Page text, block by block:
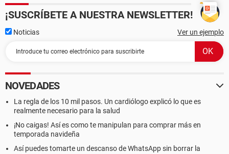
¡SUSCRÍBETE A NUESTRA NEWSLETTER!
Noticias Ver un ejemplo
NOVEDADES
La regla de los 10 mil pasos. Un cardiólogo explicó lo que es
realmente necesario para la salud
¡No caigas! Así es como te manipulan para comprar más en
temporada navideña
Así puedes tomarte un descanso de WhatsApp sin borrar la